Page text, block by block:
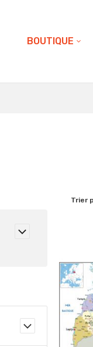
BOUTIQUE
Trier